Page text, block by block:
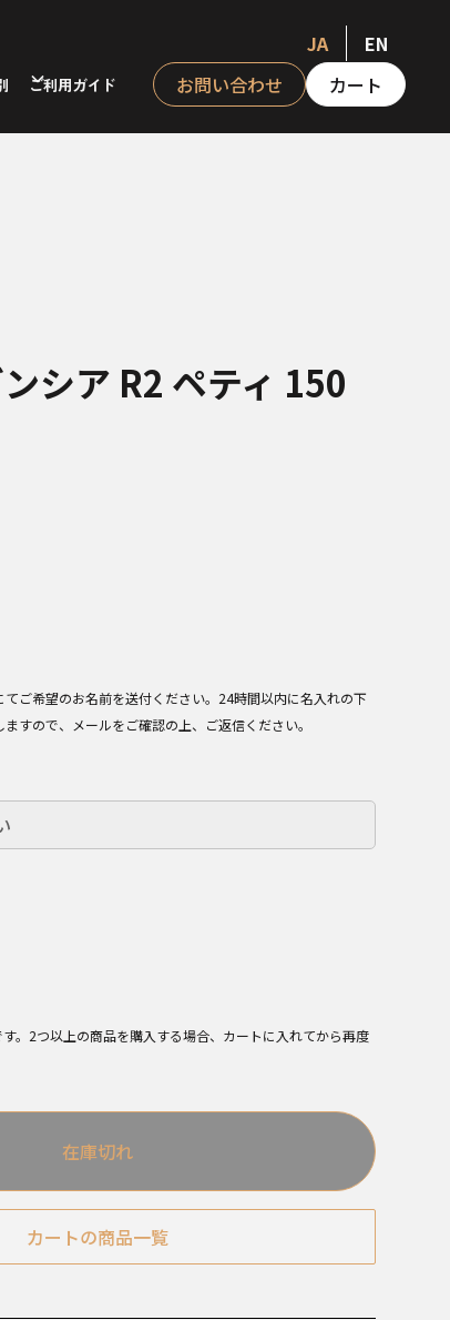
JA EN
ご利用ガイド お問い合わせ カート
シア R2 ペティ 150
ご希望のお名前を送付ください。24時間以内に名入れの下
すので、メールをご確認の上、ご返信ください。
。2つ以上の商品を購入する場合、カートに入れてから再度
在庫切れ
カートの商品一覧